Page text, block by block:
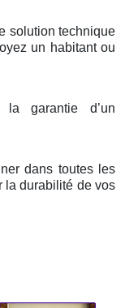
solution technique
un habitant ou
garantie d’un
dans toutes les
la durabilité de vos